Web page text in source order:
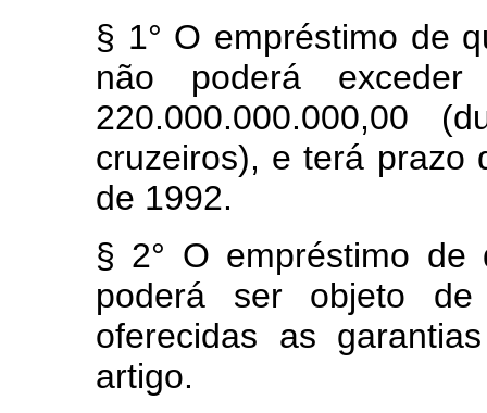
§ 1° O empréstimo de
não poderá
220.000.000.000,00
cruzeiros), e terá prazo
de 1992.
§ 2° O empréstimo de
poderá ser objeto de
oferecidas as
artigo.